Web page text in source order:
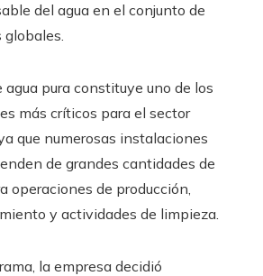
del agua en el conjunto de
globales.
pura constituye uno de los
más críticos para el sector
que numerosas instalaciones
de grandes cantidades de
operaciones de producción,
y actividades de limpieza.
la empresa decidió